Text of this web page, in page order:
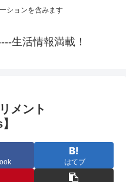
ションを含みます
生活情報満載！
メント
はてブ